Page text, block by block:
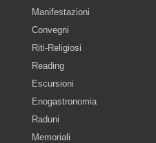
Manifestazioni
Convegni
Riti-Religiosi
Reading
Escursioni
Enogastronomia
Raduni
Memoriali